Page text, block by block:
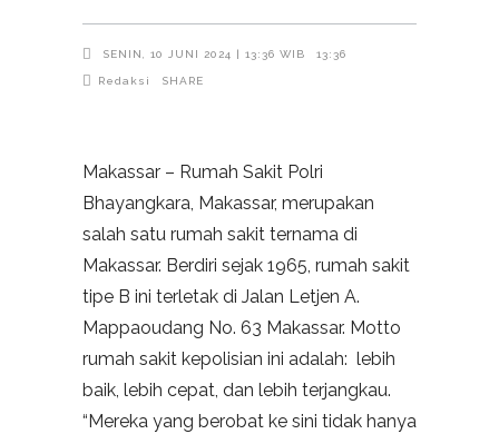
SENIN, 10 JUNI 2024 | 13:36 WIB 13:36
Redaksi SHARE
Makassar – Rumah Sakit Polri
Bhayangkara, Makassar, merupakan
salah satu rumah sakit ternama di
Makassar. Berdiri sejak 1965, rumah sakit
tipe B ini terletak di Jalan Letjen A.
Mappaoudang No. 63 Makassar. Motto
rumah sakit kepolisian ini adalah: lebih
baik, lebih cepat, dan lebih terjangkau.
“Mereka yang berobat ke sini tidak hanya